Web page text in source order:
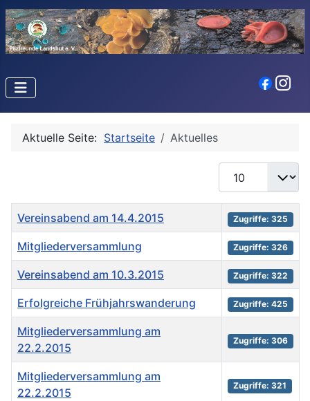
Aktuelle Seite: Startseite Aktuelles
Anzeige #
Titel Zugriffe
Vereinsabend am 14.4.2015 Zugriffe: 325
Mitgliederversammlung Zugriffe: 326
Vereinsabend am 10.3.2015 Zugriffe: 322
Erfolgreiche Frühjahrswanderung Zugriffe: 425
Mitgliederversammlung am
22.2.2015
Zugriffe: 306
Mitgliederversammlung am
22.2.2015
Zugriffe: 321